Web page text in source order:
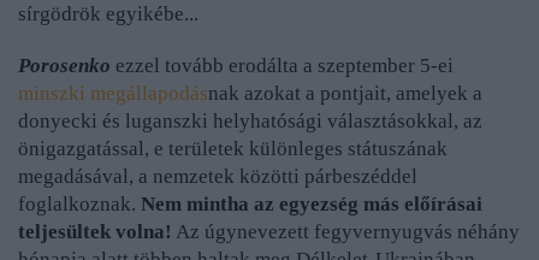
sírgödrök egyikébe...
Porosenko ezzel tovább erodálta a szeptember 5-ei
minszki megállapodásnak azokat a pontjait, amelyek a
donyecki és luganszki helyhatósági választásokkal, az
önigazgatással, e területek különleges státuszának
megadásával, a nemzetek közötti párbeszéddel
foglalkoznak. Nem mintha az egyezség más előírásai
teljesültek volna! Az úgynevezett fegyvernyugvás néhány